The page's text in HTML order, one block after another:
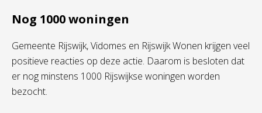
Nog 1000 woningen
Gemeente Rijswijk, Vidomes en Rijswijk Wonen krijgen veel
positieve reacties op deze actie. Daarom is besloten dat
er nog minstens 1000 Rijswijkse woningen worden
bezocht.